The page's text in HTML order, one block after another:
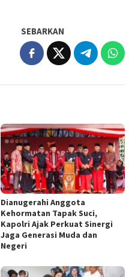
SEBARKAN
Dianugerahi Anggota
Kehormatan Tapak Suci,
Kapolri Ajak Perkuat Sinergi
Jaga Generasi Muda dan
Negeri